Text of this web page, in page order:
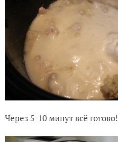
Через 5-10 минут всё готово!